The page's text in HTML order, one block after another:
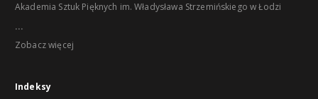
Akademia Sztuk Pięknych im. Władysława Strzemińskiego w Łodzi
...
Zobacz więcej
Indeksy